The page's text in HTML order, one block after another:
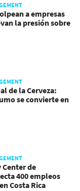
a empresas
la presión sobre
de la Cerveza:
se convierte en
de
400 empleos
Costa Rica